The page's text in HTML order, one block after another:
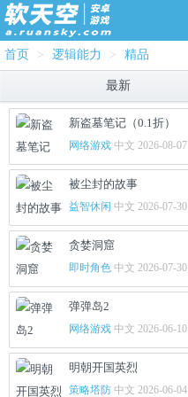
首页 > 逻辑能力 > 精品
最新
新盗墓笔记（0.1折）
网络游戏 中文 2026-08-07
被尘封的故事
益智休闲 中文 2026-07-30
贪婪洞窟
即时角色 中文 2026-07-30
弹弹岛2
网络游戏 中文 2026-06-10
明朝开国英烈
策略塔防 中文 2026-06-04